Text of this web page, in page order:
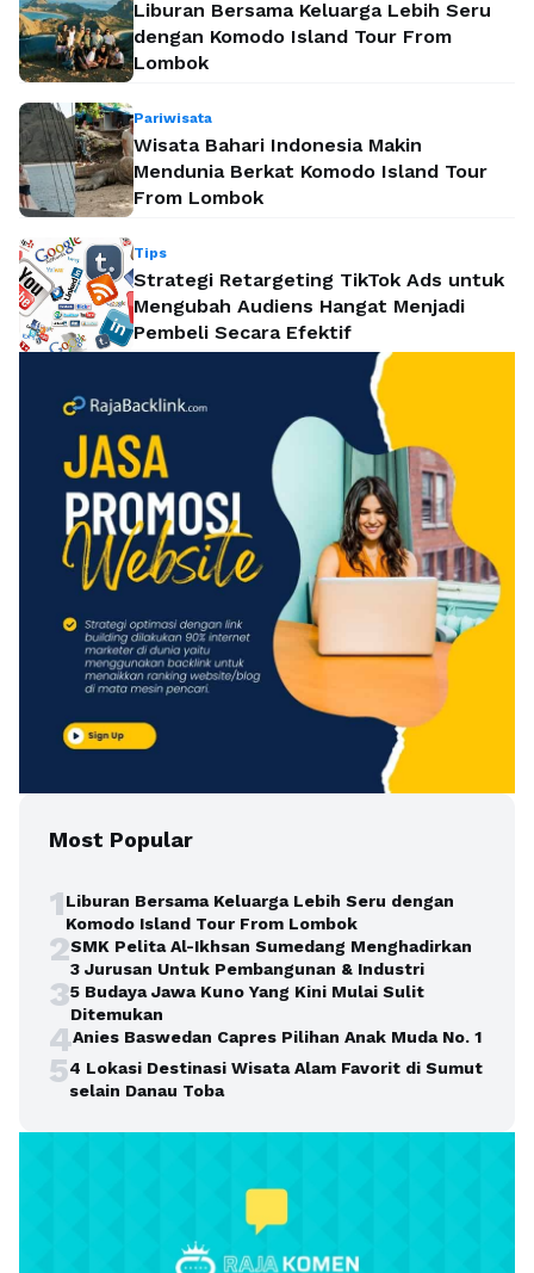
Liburan Bersama Keluarga Lebih Seru
dengan Komodo Island Tour From
Lombok
Pariwisata
Wisata Bahari Indonesia Makin
Mendunia Berkat Komodo Island Tour
From Lombok
Tips
Strategi Retargeting TikTok Ads untuk
Mengubah Audiens Hangat Menjadi
Pembeli Secara Efektif
Most Popular
1Liburan Bersama Keluarga Lebih Seru dengan
Komodo Island Tour From Lombok
2SMK Pelita Al-Ikhsan Sumedang Menghadirkan
3 Jurusan Untuk Pembangunan & Industri
35 Budaya Jawa Kuno Yang Kini Mulai Sulit
Ditemukan
4Anies Baswedan Capres Pilihan Anak Muda No. 1
54 Lokasi Destinasi Wisata Alam Favorit di Sumut
selain Danau Toba